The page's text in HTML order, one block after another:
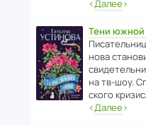
‹Далее›
Тени южной
нова
на тв-шоу.
с­кого
‹Далее›